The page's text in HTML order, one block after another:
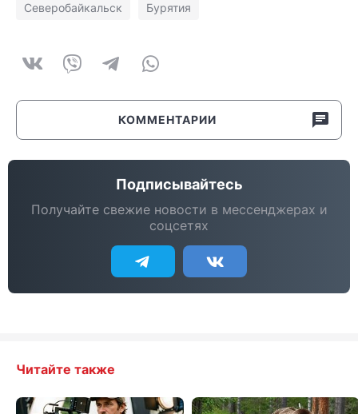
Северобайкальск Бурятия
КОММЕНТАРИИ
Подписывайтесь
Получайте свежие новости в мессенджерах и
соцсетях
Читайте также